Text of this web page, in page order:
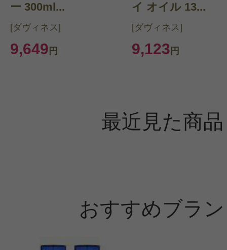
ー 300ml...
[ダヴィネス]
9,649 円
イ オイル 13...
[ダヴィネス]
9,123 円
最近見た商品
おすすめブラ